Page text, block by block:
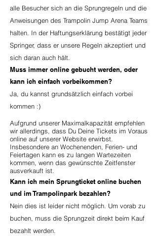
alle Besucher sich an die Sprungregeln und die
Anweisungen des Trampolin Jump Arena Teams
halten. In der Haftungserklärung bestätigt jeder
Springer, dass er unsere Regeln akzeptiert und
sich daran auch hält.
Muss immer online gebucht werden, oder
kann ich einfach vorbeikommen?
Ja, du kannst grundsätzlich einfach vorbei
kommen :)
Aufgrund unserer Maximalkapazität empfehlen
wir allerdings, dass Du Deine Tickets im Voraus
online auf unserer Website erwirbst.
Insbesondere an Wochenenden, Ferien- und
Feiertagen kann es zu langen Wartezeiten
kommen, wenn das gewünschte Zeitfenster
ausverkauft ist.
Kann ich mein Sprungticket online buchen
und im Trampolinpark bezahlen?
Nein dies ist leider nicht möglich. Um vorab zu
buchen, muss die Sprungzeit direkt beim Kauf
bezahlt werden.